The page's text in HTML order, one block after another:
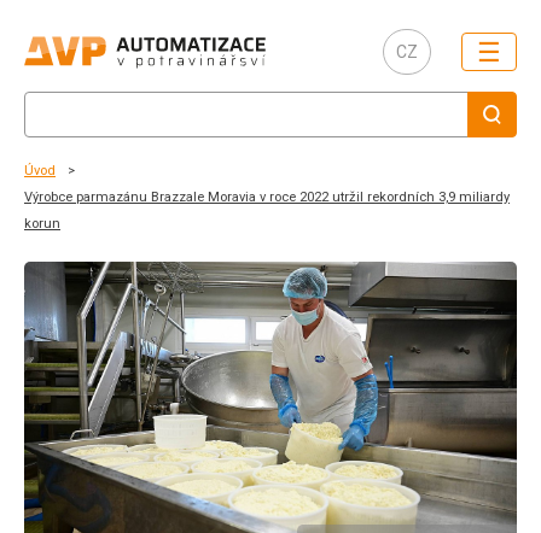
CZ ☰
Úvod
Výrobce parmazánu Brazzale Moravia v roce 2022 utržil rekordních 3,9 miliardy
korun